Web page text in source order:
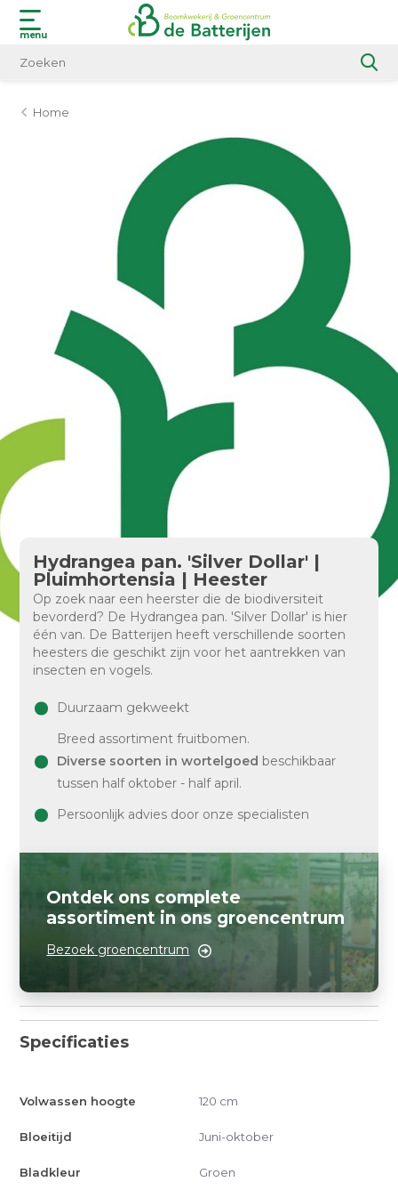
menu
Home
Hydrangea pan. 'Silver Dollar' |
Pluimhortensia | Heester
Op zoek naar een heerster die de biodiversiteit
bevorderd? De Hydrangea pan. 'Silver Dollar' is hier
één van. De Batterijen heeft verschillende soorten
heesters die geschikt zijn voor het aantrekken van
insecten en vogels.
Duurzaam gekweekt
Breed assortiment fruitbomen.
Diverse soorten in wortelgoed beschikbaar
tussen half oktober - half april.
Persoonlijk advies door onze specialisten
Ontdek ons complete
assortiment in ons groencentrum
Bezoek groencentrum
Specificaties
Volwassen hoogte 120 cm
Bloeitijd Juni-oktober
Bladkleur Groen